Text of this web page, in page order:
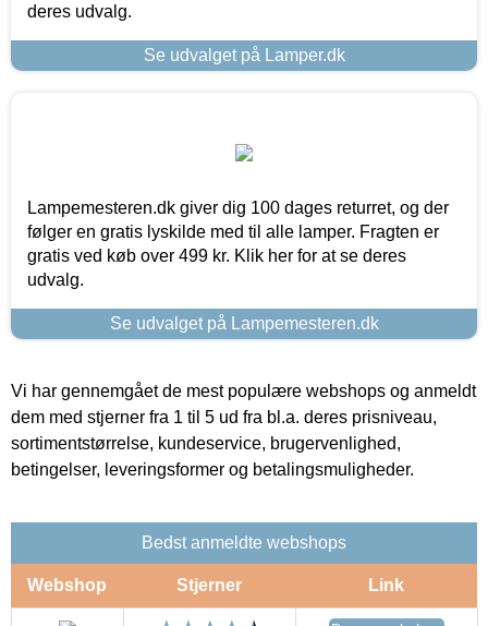
deres udvalg.
Se udvalget på Lamper.dk
Lampemesteren.dk giver dig 100 dages returret, og der
følger en gratis lyskilde med til alle lamper. Fragten er
gratis ved køb over 499 kr. Klik her for at se deres
udvalg.
Se udvalget på Lampemesteren.dk
Vi har gennemgået de mest populære webshops og anmeldt
dem med stjerner fra 1 til 5 ud fra bl.a. deres prisniveau,
sortimentstørrelse, kundeservice, brugervenlighed,
betingelser, leveringsformer og betalingsmuligheder.
Bedst anmeldte webshops
Webshop Stjerner Link